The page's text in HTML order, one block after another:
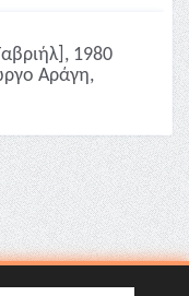
1980
Αράγη,